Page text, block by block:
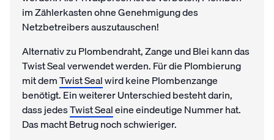
im Zählerkasten ohne Genehmigung des
Netzbetreibers auszutauschen!
Alternativ zu Plombendraht, Zange und Blei kann das
Twist Seal verwendet werden. Für die Plombierung
mit demTwist Sealwird keine Plombenzange
benötigt. Ein weiterer Unterschied besteht darin,
dass jedesTwist Sealeine eindeutige Nummer hat.
Das macht Betrug noch schwieriger.